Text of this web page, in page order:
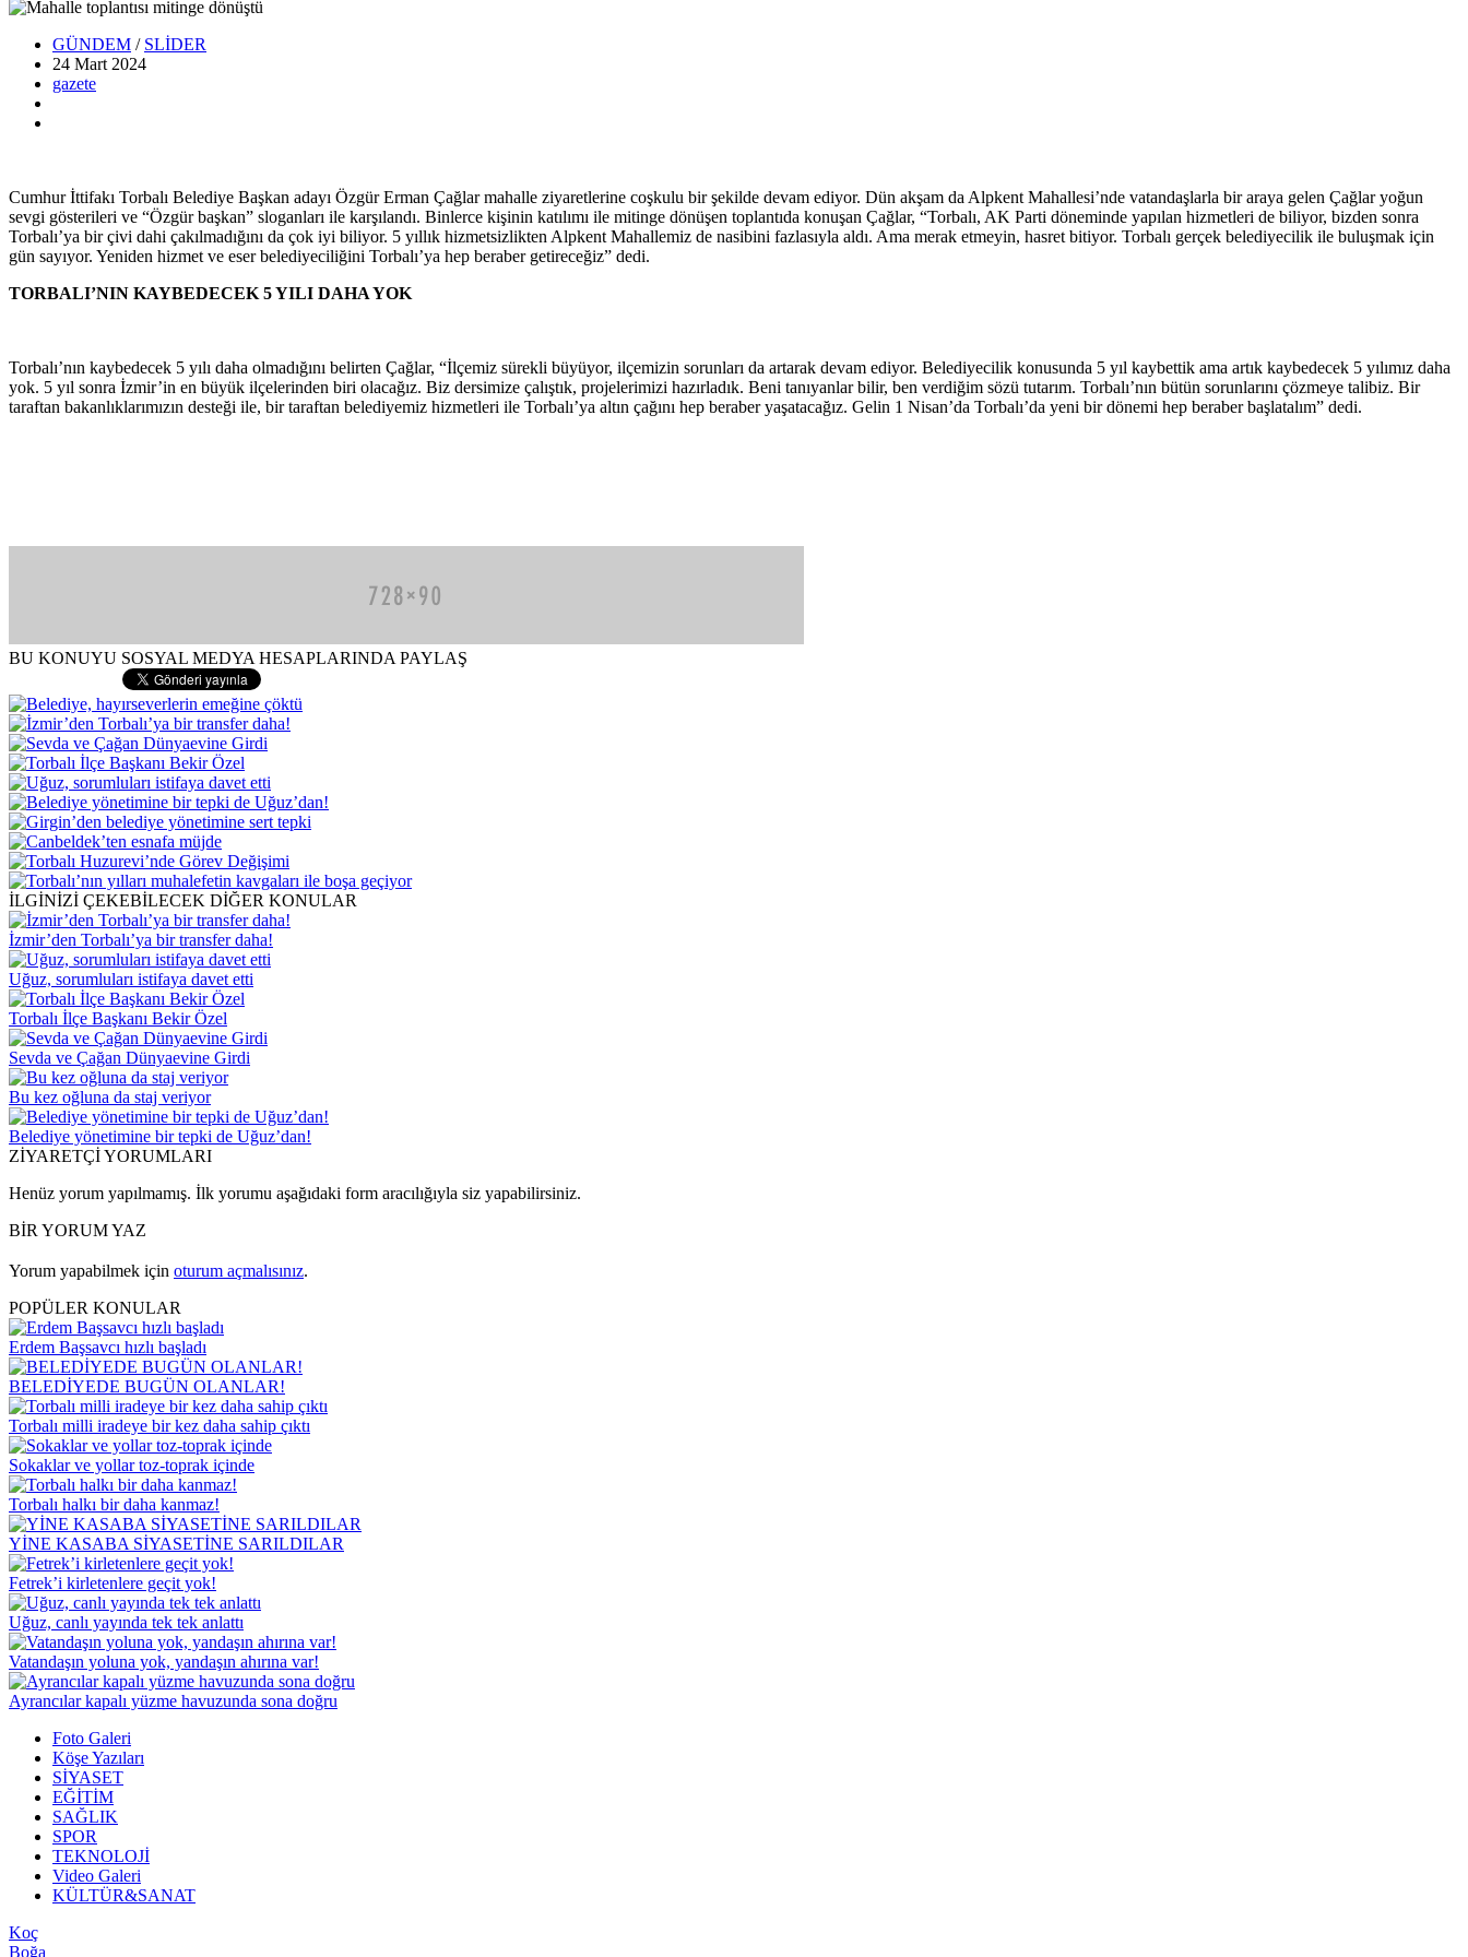
GÜNDEM / SLİDER
24 Mart 2024
gazete
Cumhur İttifakı Torbalı Belediye Başkan adayı Özgür Erman Çağlar mahalle ziyaretlerine coşkulu bir şekilde devam ediyor. Dün akşam da Alpkent Mahallesi’nde vatandaşlarla bir araya gelen Çağlar yoğun
sevgi gösterileri ve “Özgür başkan” sloganları ile karşılandı. Binlerce kişinin katılımı ile mitinge dönüşen toplantıda konuşan Çağlar, “Torbalı, AK Parti döneminde yapılan hizmetleri de biliyor, bizden sonra
Torbalı’ya bir çivi dahi çakılmadığını da çok iyi biliyor. 5 yıllık hizmetsizlikten Alpkent Mahallemiz de nasibini fazlasıyla aldı. Ama merak etmeyin, hasret bitiyor. Torbalı gerçek belediyecilik ile buluşmak için
gün sayıyor. Yeniden hizmet ve eser belediyeciliğini Torbalı’ya hep beraber getireceğiz” dedi.
TORBALI’NIN KAYBEDECEK 5 YILI DAHA YOK
Torbalı’nın kaybedecek 5 yılı daha olmadığını belirten Çağlar, “İlçemiz sürekli büyüyor, ilçemizin sorunları da artarak devam ediyor. Belediyecilik konusunda 5 yıl kaybettik ama artık kaybedecek 5 yılımız daha
yok. 5 yıl sonra İzmir’in en büyük ilçelerinden biri olacağız. Biz dersimize çalıştık, projelerimizi hazırladık. Beni tanıyanlar bilir, ben verdiğim sözü tutarım. Torbalı’nın bütün sorunlarını çözmeye talibiz. Bir
taraftan bakanlıklarımızın desteği ile, bir taraftan belediyemiz hizmetleri ile Torbalı’ya altın çağını hep beraber yaşatacağız. Gelin 1 Nisan’da Torbalı’da yeni bir dönemi hep beraber başlatalım” dedi.
BU KONUYU SOSYAL MEDYA HESAPLARINDA PAYLAŞ
İLGİNİZİ ÇEKEBİLECEK DİĞER KONULAR
İzmir’den Torbalı’ya bir transfer daha!
Uğuz, sorumluları istifaya davet etti
Torbalı İlçe Başkanı Bekir Özel
Sevda ve Çağan Dünyaevine Girdi
Bu kez oğluna da staj veriyor
Belediye yönetimine bir tepki de Uğuz’dan!
ZİYARETÇİ YORUMLARI
Henüz yorum yapılmamış. İlk yorumu aşağıdaki form aracılığıyla siz yapabilirsiniz.
BİR YORUM YAZ
Yorum yapabilmek için oturum açmalısınız.
POPÜLER KONULAR
Erdem Başsavcı hızlı başladı
BELEDİYEDE BUGÜN OLANLAR!
Torbalı milli iradeye bir kez daha sahip çıktı
Sokaklar ve yollar toz-toprak içinde
Torbalı halkı bir daha kanmaz!
YİNE KASABA SİYASETİNE SARILDILAR
Fetrek’i kirletenlere geçit yok!
Uğuz, canlı yayında tek tek anlattı
Vatandaşın yoluna yok, yandaşın ahırına var!
Ayrancılar kapalı yüzme havuzunda sona doğru
Foto Galeri
Köşe Yazıları
SİYASET
EĞİTİM
SAĞLIK
SPOR
TEKNOLOJİ
Video Galeri
KÜLTÜR&SANAT
Koç
Boğa